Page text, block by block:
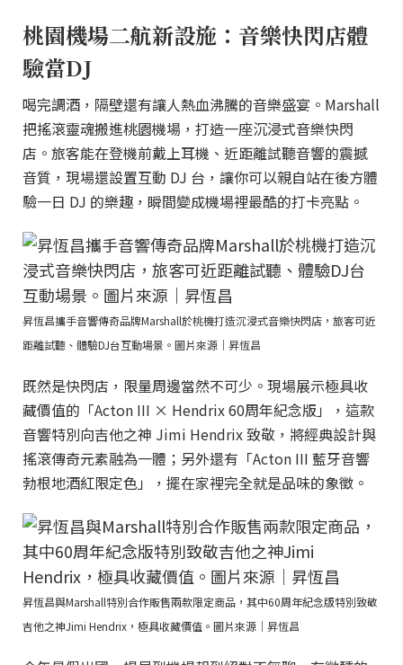
桃園機場二航新設施：音樂快閃店體
驗當DJ
喝完調酒，隔壁還有讓人熱血沸騰的音樂盛宴。Marshall
把搖滾靈魂搬進桃園機場，打造一座沉浸式音樂快閃
店。旅客能在登機前戴上耳機、近距離試聽音響的震撼
音質，現場還設置互動 DJ 台，讓你可以親自站在後方體
驗一日 DJ 的樂趣，瞬間變成機場裡最酷的打卡亮點。
昇恆昌攜手音響傳奇品牌Marshall於桃機打造沉浸式音樂快閃店，旅客可近
距離試聽、體驗DJ台互動場景。圖片來源｜昇恆昌
既然是快閃店，限量周邊當然不可少。現場展示極具收
藏價值的「Acton III × Hendrix 60周年紀念版」，這款
音響特別向吉他之神 Jimi Hendrix 致敬，將經典設計與
搖滾傳奇元素融為一體；另外還有「Acton III 藍牙音響
勃根地酒紅限定色」，擺在家裡完全就是品味的象徵。
昇恆昌與Marshall特別合作販售兩款限定商品，其中60周年紀念版特別致敬
吉他之神Jimi Hendrix，極具收藏價值。圖片來源｜昇恆昌